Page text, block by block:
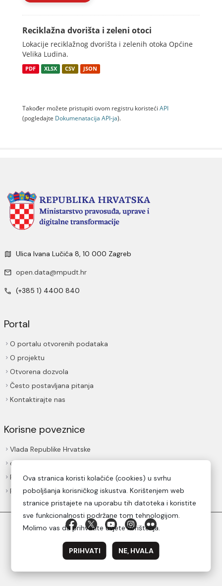
Reciklažna dvorišta i zeleni otoci
Lokacije reciklažnog dvorišta i zelenih otoka Općine
Velika Ludina.
PDF XLSX CSV JSON
Također možete pristupiti ovom registru koristeći API
(pogledajte Dokumenаtаcijа API-jа).